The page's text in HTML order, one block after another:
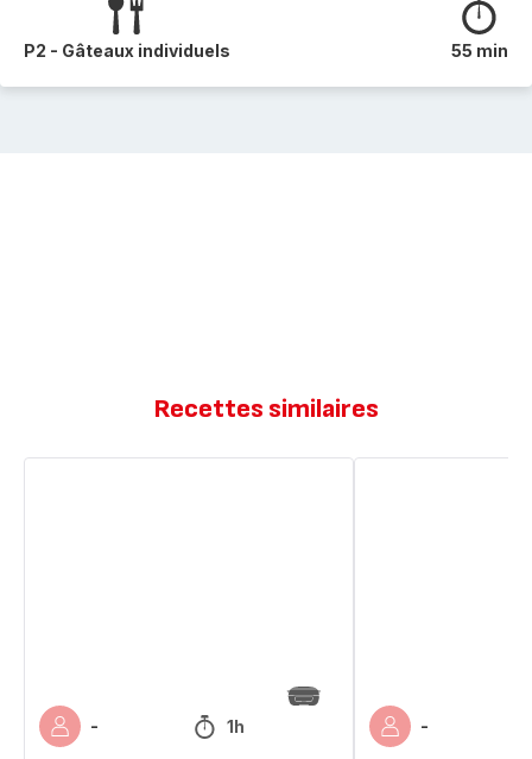
P2 - Gâteaux individuels 55 min
Recettes similaires
- 1h -